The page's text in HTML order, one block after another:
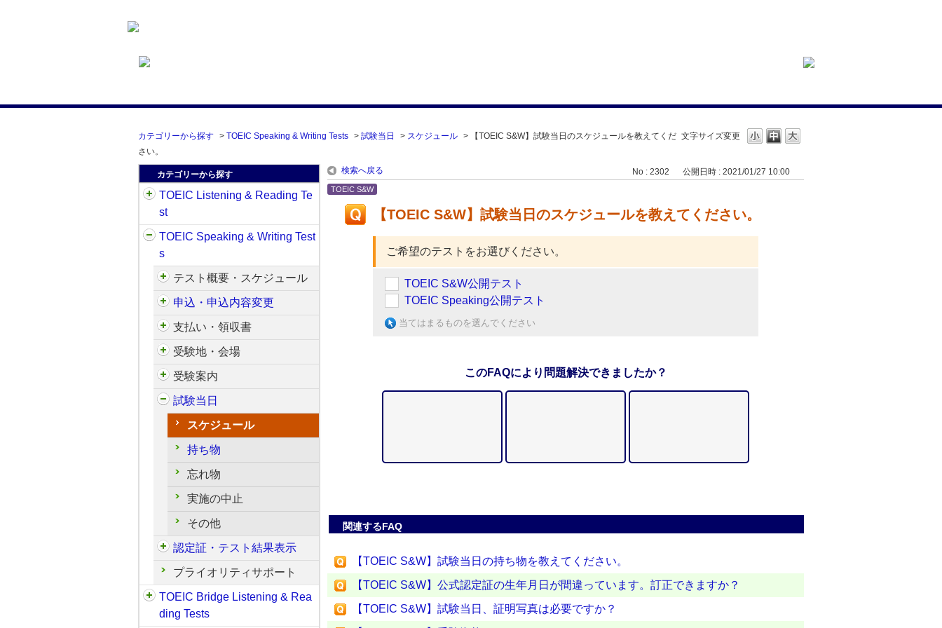
文字サイズ変更
カテゴリーから探す > TOEIC Speaking & Writing Tests > 試験当日 > スケジュール >
【TOEIC S&W】試験当日のスケジュールを教えてくだ
さい。
カテゴリーから探す
TOEIC Listening & Reading Te
st
TOEIC Speaking & Writing Test
s
テスト概要・スケジュール
申込・申込内容変更
支払い・領収書
受験地・会場
受験案内
試験当日
スケジュール
持ち物
忘れ物
実施の中止
その他
認定証・テスト結果表示
プライオリティサポート
TOEIC Bridge Listening & Rea
ding Tests
検索へ戻る No : 2302 公開日時 : 2021/01/27 10:00
TOEIC S&W
【TOEIC S&W】試験当日のスケジュールを教えてください。
ご希望のテストをお選びください。
TOEIC S&W公開テスト
TOEIC Speaking公開テスト
当てはまるものを選んでください
このFAQにより問題解決できましたか？
関連するFAQ
【TOEIC S&W】試験当日の持ち物を教えてください。
【TOEIC S&W】公式認定証の生年月日が間違っています。訂正できますか？
【TOEIC S&W】試験当日、証明写真は必要ですか？